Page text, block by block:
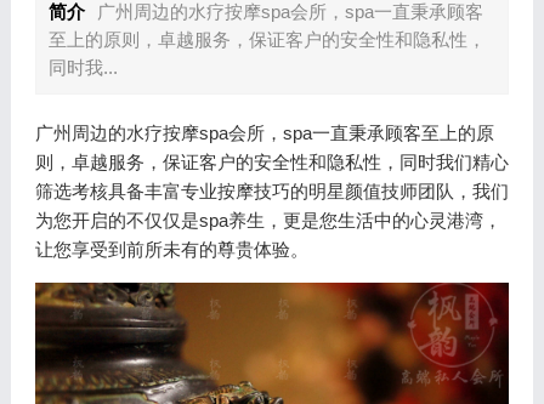
简介
广州周边的水疗按摩spa会所，spa一直秉承顾客
至上的原则，卓越服务，保证客户的安全性和隐私性，
同时我...
广州周边的水疗按摩spa会所，spa一直秉承顾客至上的原
则，卓越服务，保证客户的安全性和隐私性，同时我们精心
筛选考核具备丰富专业按摩技巧的明星颜值技师团队，我们
为您开启的不仅仅是spa养生，更是您生活中的心灵港湾，
让您享受到前所未有的尊贵体验。